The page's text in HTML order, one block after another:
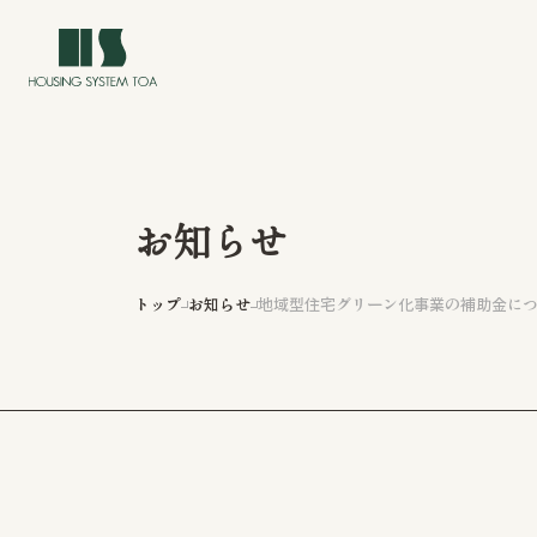
お知らせ
トップ お知らせ 地域型住宅グリーン化事業の補助金に